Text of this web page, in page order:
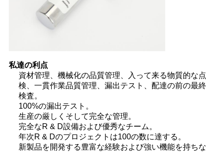
図
PRIVACY
POLICY
私達の利点
資材管理、機械化の品質管理、入って来る物質的な点
検、一貫作業品質管理、漏出テスト、配達の前の最終
検査。
100%の漏出テスト。
生産の厳しくそして完全な管理。
完全なR & D設備および優秀なチーム。
年次R & Dのプロジェクトは100の数に達する。
新製品を開発する豊富な経験および強い機能を持ちな